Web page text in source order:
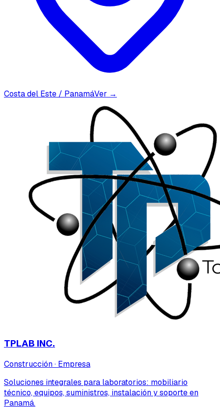
Costa del Este / PanamáVer →
TPLAB INC.
Construcción· Empresa
Soluciones integrales para laboratorios: mobiliario
técnico, equipos, suministros, instalación y soporte en
Panamá.